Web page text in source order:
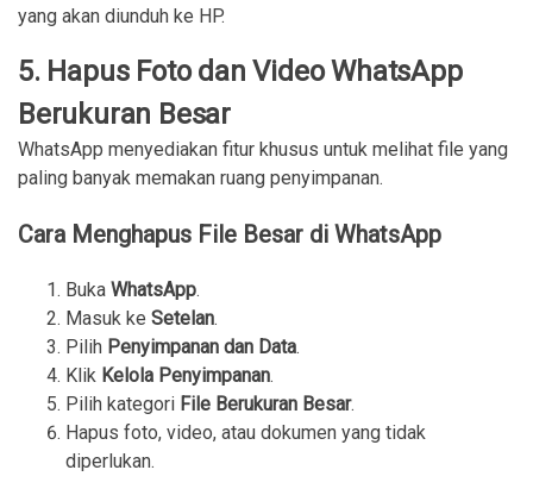
yang akan diunduh ke HP.
5. Hapus Foto dan Video WhatsApp
Berukuran Besar
WhatsApp menyediakan fitur khusus untuk melihat file yang
paling banyak memakan ruang penyimpanan.
Cara Menghapus File Besar di WhatsApp
Buka WhatsApp.
Masuk ke Setelan.
Pilih Penyimpanan dan Data.
Klik Kelola Penyimpanan.
Pilih kategori File Berukuran Besar.
Hapus foto, video, atau dokumen yang tidak
diperlukan.